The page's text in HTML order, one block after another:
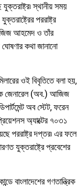
স্থানীয় সময়
পররাষ্ট্র
আহমেদ ও তাঁর
কথা জানানো
ওই বিবৃতিতে বলা হয়,
জেনারেল (অব.) আজিজ
অব স্টেট, ফরেন
অ্যাক্টের ৭০৩১
পররাষ্ট্র দপ্তর৷ এর ফলে
যুক্তরাষ্ট্রে প্রবেশের
বাংলাদেশের গণতান্ত্রিক